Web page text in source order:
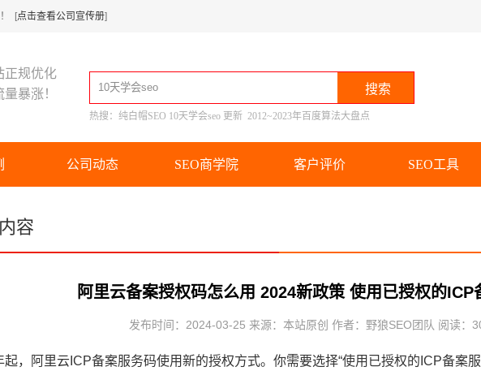
[点击查看公司宣传册]
正规优化
暴涨！
热搜： 纯白帽SEO 10天学会seo 更新 2012~2023年百度算法大盘点
公司动态 SEO商学院 客户评价 SEO工具
容
阿里云备案授权码怎么用 2024新政策 使用已授权的ICP
发布时间：2024-03-25 来源：本站原创 作者：野狼SEO团队 阅读：
起，阿里云ICP备案服务码使用新的授权方式。你需要选择“使用已授权的ICP备案